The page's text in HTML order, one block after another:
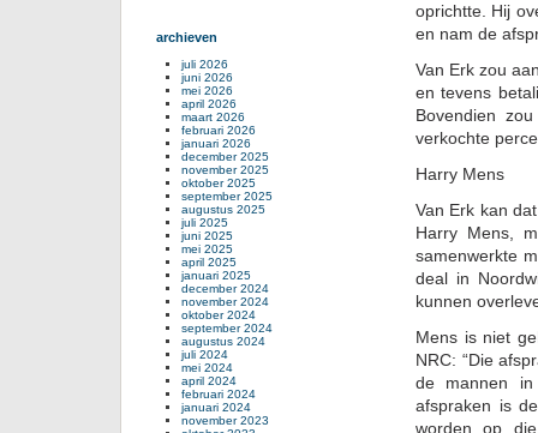
oprichtte. Hij
en nam de
Van Erk zou
en tevens
Bovendien
verkochte
Harry Mens
Van Erk kan
Harry Mens,
samenwerkte
deal in
kunnen
Mens is niet
NRC: “Die
de mannen
afspraken is
worden op
archieven
juli 2026
juni 2026
mei 2026
april 2026
maart 2026
februari 2026
januari 2026
december 2025
november 2025
oktober 2025
september 2025
augustus 2025
juli 2025
juni 2025
mei 2025
april 2025
januari 2025
december 2024
november 2024
oktober 2024
september 2024
augustus 2024
juli 2024
mei 2024
april 2024
februari 2024
januari 2024
november 2023